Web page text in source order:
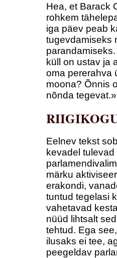
Hea, et Barack
rohkem
iga päev peab
tugevdamiseks
küll on ustav ja
oma pererahva
moona? Õnnis
nõnda
Eelnev tekst
kevadel
märku
erakondi,
tuntud tegelasi
vahetavad
nüüd lihtsalt
tehtud. Ega
ilusaks ei tee,
peegeldav